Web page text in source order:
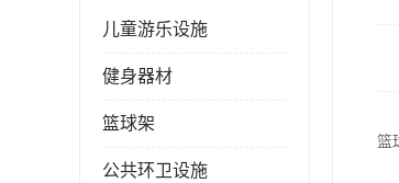
儿童游乐设施
健身器材
篮球架
公共环卫设施
篮